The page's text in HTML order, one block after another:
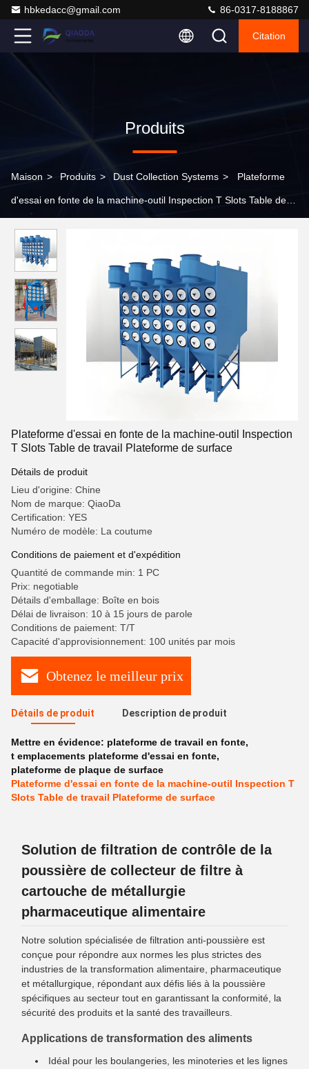
hbkedacc@gmail.com 86-0317-8188867
Citation
Produits
Maison > Produits > Dust Collection Systems > Plateforme
d'essai en fonte de la machine-outil Inspection T Slots Table de
Plateforme d'essai en fonte de la machine-outil Inspection
T Slots Table de travail Plateforme de surface
Détails de produit
Lieu d'origine: Chine
Nom de marque: QiaoDa
Certification: YES
Numéro de modèle: La coutume
Conditions de paiement et d'expédition
Quantité de commande min: 1 PC
Prix: negotiable
Détails d'emballage: Boîte en bois
Délai de livraison: 10 à 15 jours de parole
Conditions de paiement: T/T
Capacité d'approvisionnement: 100 unités par mois
Obtenez le meilleur prix
Détails de produit Description de produit
Mettre en évidence: plateforme de travail en fonte,
t emplacements plateforme d'essai en fonte,
plateforme de plaque de surface
Plateforme d'essai en fonte de la machine-outil Inspection T
Slots Table de travail Plateforme de surface
Solution de filtration de contrôle de la
poussière de collecteur de filtre à
cartouche de métallurgie
pharmaceutique alimentaire
Notre solution spécialisée de filtration anti-poussière est
conçue pour répondre aux normes les plus strictes des
industries de la transformation alimentaire, pharmaceutique
et métallurgique, répondant aux défis liés à la poussière
spécifiques au secteur tout en garantissant la conformité, la
sécurité des produits et la santé des travailleurs.
Applications de transformation des aliments
Idéal pour les boulangeries, les minoteries et les lignes